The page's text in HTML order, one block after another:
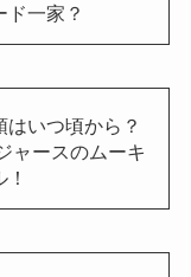
ド一家？
いつ頃から？
ャースのムーキ